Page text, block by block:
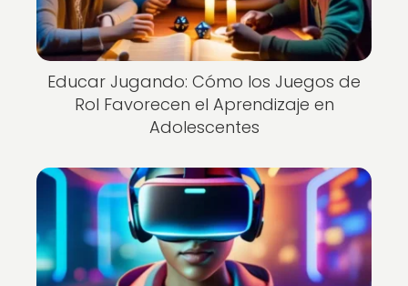
Educar Jugando: Cómo los Juegos de
Rol Favorecen el Aprendizaje en
Adolescentes